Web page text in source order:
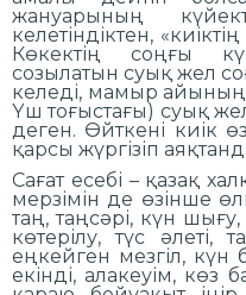
жануарының
келетіндіктен,
Көкектің соңғы
созылатын суық жел
келеді, мамыр
Үш тоғыстағы) суық
деген. Өйткені киік
қарсы жүргізіп
Сағат есебі – қазақ
мерзімін де өзінше
таң, таңсәрі, күн
көтерілу, түс әлеті,
еңкейген мезгіл, күн
екінді, алакеуім, көз